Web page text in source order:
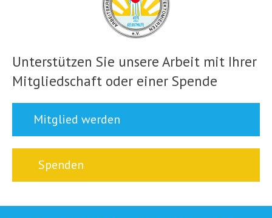
Unterstützen Sie unsere Arbeit mit Ihrer
Mitgliedschaft oder einer Spende
Mitglied werden
Spenden